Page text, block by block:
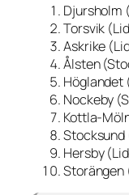
Djursholm
Torsvik
Askrike
Ålsten
Höglandet
Nockeby
Kottla-
Stocksund
Hersby
Storängen